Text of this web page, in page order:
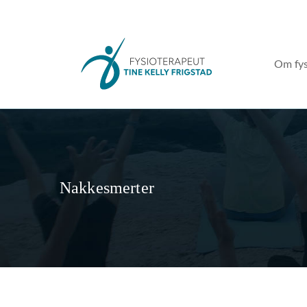
Om
Nakkesmerter